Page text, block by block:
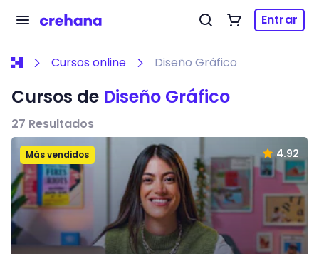
Entrar
Cursos online Diseño Gráfico
Cursos de Diseño Gráfico
27 Resultados
Más vendidos 4.92